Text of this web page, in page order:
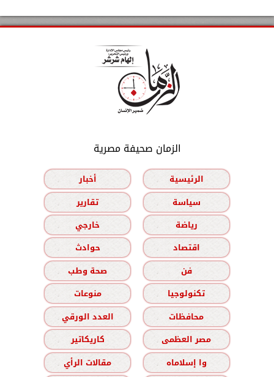
الزمان صحيفة مصرية
الرئيسية
أخبار
سياسة
تقارير
رياضة
خارجي
اقتصاد
حوادث
فن
صحة وطب
تكنولوجيا
منوعات
محافظات
العدد الورقي
مصر العظمى
كاريكاتير
وا إسلاماه
مقالات الرأي